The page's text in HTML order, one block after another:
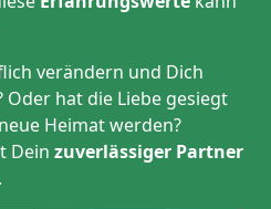
verändern und Dich
Oder hat die Liebe gesiegt
Heimat werden?
Dein zuverlässiger Partner